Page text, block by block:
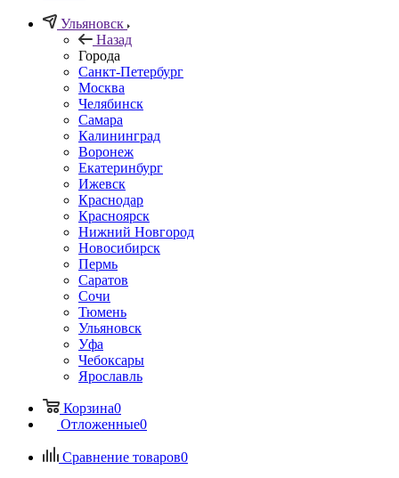
Ульяновск
Назад
Города
Санкт-Петербург
Москва
Челябинск
Самара
Калининград
Воронеж
Екатеринбург
Ижевск
Краснодар
Красноярск
Нижний Новгород
Новосибирск
Пермь
Саратов
Сочи
Тюмень
Ульяновск
Уфа
Чебоксары
Ярославль
Корзина0
Отложенные0
Сравнение товаров0